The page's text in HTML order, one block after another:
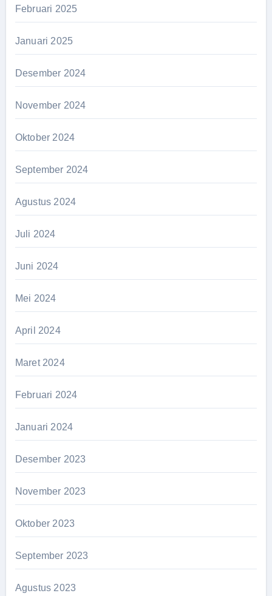
Februari 2025
Januari 2025
Desember 2024
November 2024
Oktober 2024
September 2024
Agustus 2024
Juli 2024
Juni 2024
Mei 2024
April 2024
Maret 2024
Februari 2024
Januari 2024
Desember 2023
November 2023
Oktober 2023
September 2023
Agustus 2023